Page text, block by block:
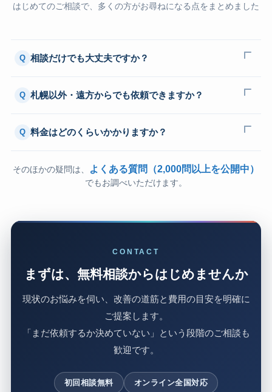
はじめてのご相談で、多くの方がお尋ねになる点をまとめました
Q 相談だけでも大丈夫ですか？
Q 札幌以外・遠方からでも依頼できますか？
Q 料金はどのくらいかかりますか？
そのほかの疑問は、 よくある質問（2,000問以上を公開中）
でもお調べいただけます。
CONTACT
まずは、無料相談からはじめませんか
現状のお悩みを伺い、改善の道筋と費用の目安を明確に
ご提案します。
「まだ依頼するか決めていない」という段階のご相談も
歓迎です。
初回相談無料 オンライン全国対応